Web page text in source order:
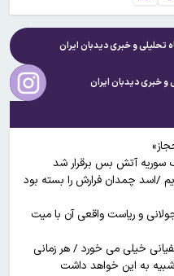
تحلیلی و خبریدیدبان ایران
و خبریدیدبان ایران
سوریه آتش بس برقرار شد
/اسد چمدان فرارش را بسته بود
و ریاست واقعی آن با میت
خیلی می خورد / هر زمانی
به این خواهد داشت